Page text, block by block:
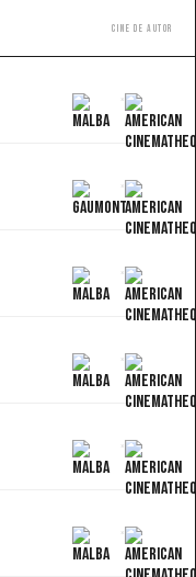
Cine de autor
×
×
×
×
×
×